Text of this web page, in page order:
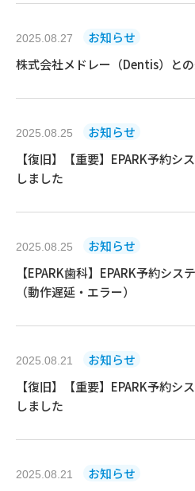
2025.08.27
お知らせ
株式会社メドレー（Dentis）と
2025.08.25
お知らせ
【復旧】【重要】EPARK予約シ
しました
2025.08.25
お知らせ
【EPARK歯科】EPARK予約シ
（動作遅延・エラー）
2025.08.21
お知らせ
【復旧】【重要】EPARK予約シ
しました
2025.08.21
お知らせ